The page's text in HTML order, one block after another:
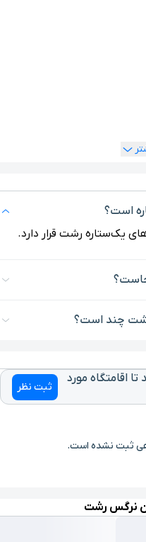
است؟
یک‌ستاره رشت قرار دارد.
رشت چند است؟
اقامتگاه مورد
ثبت نظر
ثبت نشده است.
نرگس رشت